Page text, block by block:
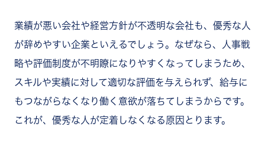
業績が悪い会社や経営方針が不透明な会社も、優秀な人
が辞めやすい企業といえるでしょう。なぜなら、人事戦
略や評価制度が不明瞭になりやすくなってしまうため、
スキルや実績に対して適切な評価を与えられず、給与に
もつながらなくなり働く意欲が落ちてしまうからです。
これが、優秀な人が定着しなくなる原因とります。